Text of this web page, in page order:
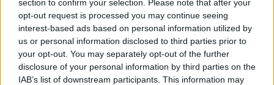
section to confirm your selection. Please note that after your
opt-out request is processed you may continue seeing
interest-based ads based on personal information utilized by
us or personal information disclosed to third parties prior to
your opt-out. You may separately opt-out of the further
disclosure of your personal information by third parties on the
IAB’s list of downstream participants. This information may
vittoria. Dedico il successo a chi ha creduto in me, a mia madre che
mi ha sempre sostenuto e al mio ragazzo Alessandro”. Seconda
classificata un'altra pisanaGaia Manfredi , terzo e quarto posto per
due ragazze livornesi:Chiara Ballerie Greta Casabona,
quest’ultima alla sua prima partecipazione al concorso.